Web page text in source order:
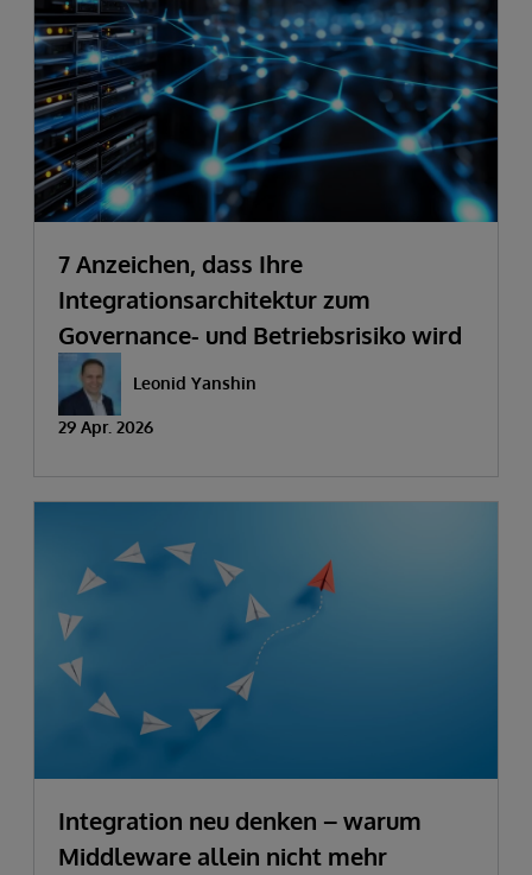
7 Anzeichen, dass Ihre
Integrationsarchitektur zum
Governance- und Betriebsrisiko wird
Leonid Yanshin
29 Apr. 2026
Integration neu denken – warum
Middleware allein nicht mehr